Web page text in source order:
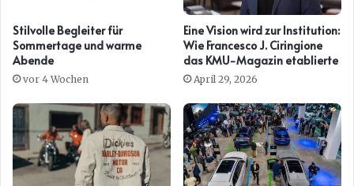
Stilvolle Begleiter für
Sommertage und warme
Abende
vor 4 Wochen
Eine Vision wird zur Institution:
Wie Francesco J. Ciringione
das KMU-Magazin etablierte
April 29, 2026